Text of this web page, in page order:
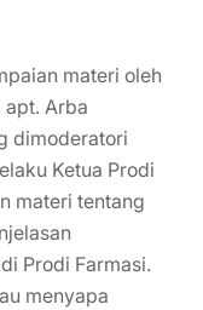
materi oleh
apt. Arba
dimoderatori
Ketua Prodi
materi tentang
Prodi Farmasi.
menyapa